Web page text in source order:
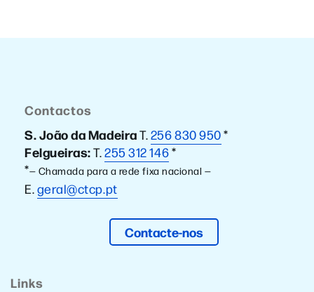
Contactos
S. João da MadeiraT.256 830 950*
Felgueiras:T.255 312 146*
*— Chamada para a rede fixa nacional —
E.geral@ctcp.pt
Contacte-nos
Links